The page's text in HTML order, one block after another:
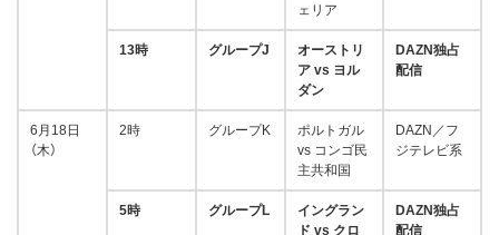
ェリア
13時 グループJ
オーストリ
ア vs ヨル
ダン
DAZN独占
配信
6月18日
（木）
2時 グループK
ポルトガル
vs コンゴ民
主共和国
DAZN／フ
ジテレビ系
5時 グループL
イングラン
ド vs クロ
DAZN独占
配信